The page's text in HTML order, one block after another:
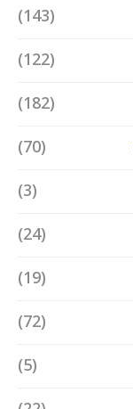
(143)
(122)
(182)
(70)
(3)
(24)
(19)
(72)
(5)